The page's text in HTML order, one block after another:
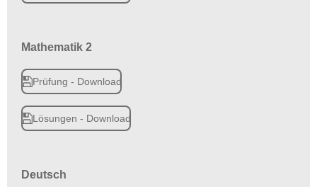
Mathematik 2
Prüfung - Download
Lösungen - Download
Deutsch